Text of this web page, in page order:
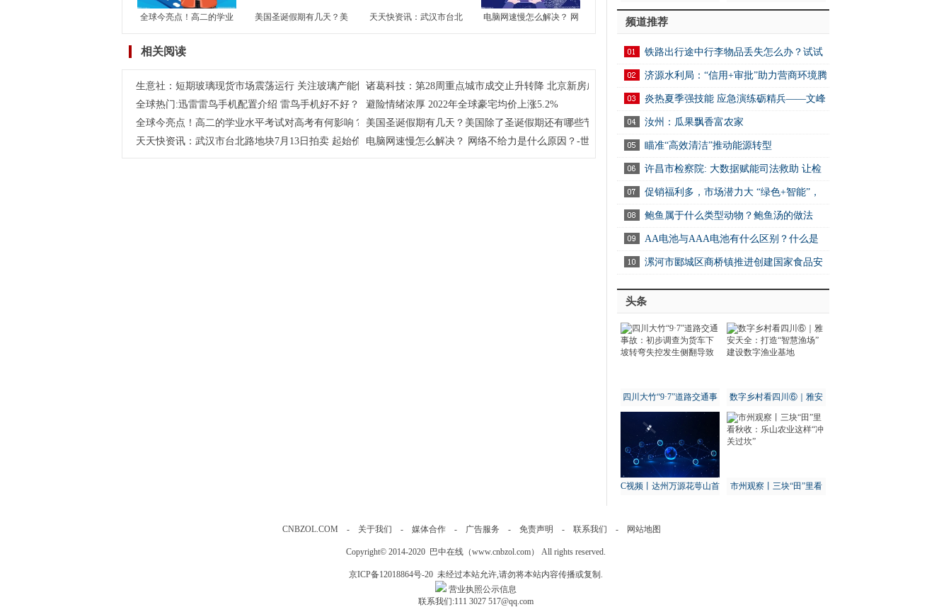
全球今亮点！高二的学业
响？学考对高考到底有没
美国圣诞假期有几天？美
天天快资讯：武汉市台北
电脑网速慢怎么解决？ 网
相关阅读
生意社：短期玻璃现货市场震荡运行 关注玻璃产能恢复及房地产竣工情况诸葛科技：第28周重点城市成交止升转降 北京新房成交独升 其余14城全部下滑
全球热门:迅雷雷鸟手机配置介绍 雷鸟手机好不好？
避险情绪浓厚 2022年全球豪宅均价上涨5.2%
全球今亮点！高二的学业水平考试对高考有何影响？学考对高考到底有没有影响？美国圣诞假期有几天？美国除了圣诞假期还有哪些节假日呢？-世界报资讯
天天快资讯：武汉市台北路地块7月13日拍卖 起始价约51亿元电脑网速慢怎么解决？ 网络不给力是什么原因？-世界今日报
居区调研第五次全国经济
普查工作
人文化宫项目建设安全工
频道推荐
铁路出行途中行李物品丢失怎么办？试试
用12306App找回
济源水利局：“信用+审批”助力营商环境腾
炎热夏季强技能 应急演练砺精兵——文峰
区万达商业服务中心开展消防应急演练活动
汝州：瓜果飘香富农家
瞄准“高效清洁”推动能源转型
许昌市检察院: 大数据赋能司法救助 让检
察关爱可感可触可及
促销福利多，市场潜力大 “绿色+智能”，
家电消费新选择
鲍鱼属于什么类型动物？鲍鱼汤的做法
AA电池与AAA电池有什么区别？什么是
AA电池？ 快资讯
漯河市郾城区商桥镇推进创建国家食品安
头条
四川大竹“9·7”道路交通事
故：初步调查为货车下坡
转弯失控发生侧翻导致
数字乡村看四川⑥｜雅安
天全：打造“智慧渔场” 建
设数字渔业基地
C视频丨达州万源花萼山首
市州观察丨三块“田”里看
CNBZOL.COM - 关于我们 - 媒体合作- 广告服务 - 免责声明 - 联系我们 - 网站地图
Copyright© 2014-2020 巴中在线（www.cnbzol.com） All rights reserved.
京ICP备12018864号-20未经过本站允许,请勿将本站内容传播或复制.
营业执照公示信息
联系我们:111 3027 517@qq.com